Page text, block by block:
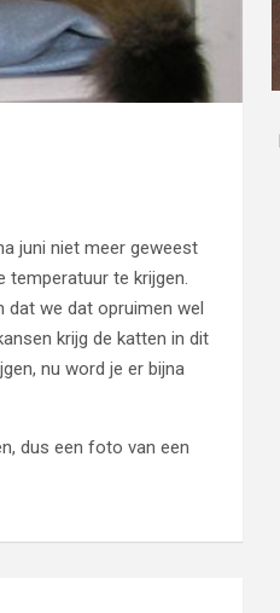
juni niet meer geweest
temperatuur te krijgen.
dat we dat opruimen wel
krijg de katten in dit
nu word je er bijna
dus een foto van een